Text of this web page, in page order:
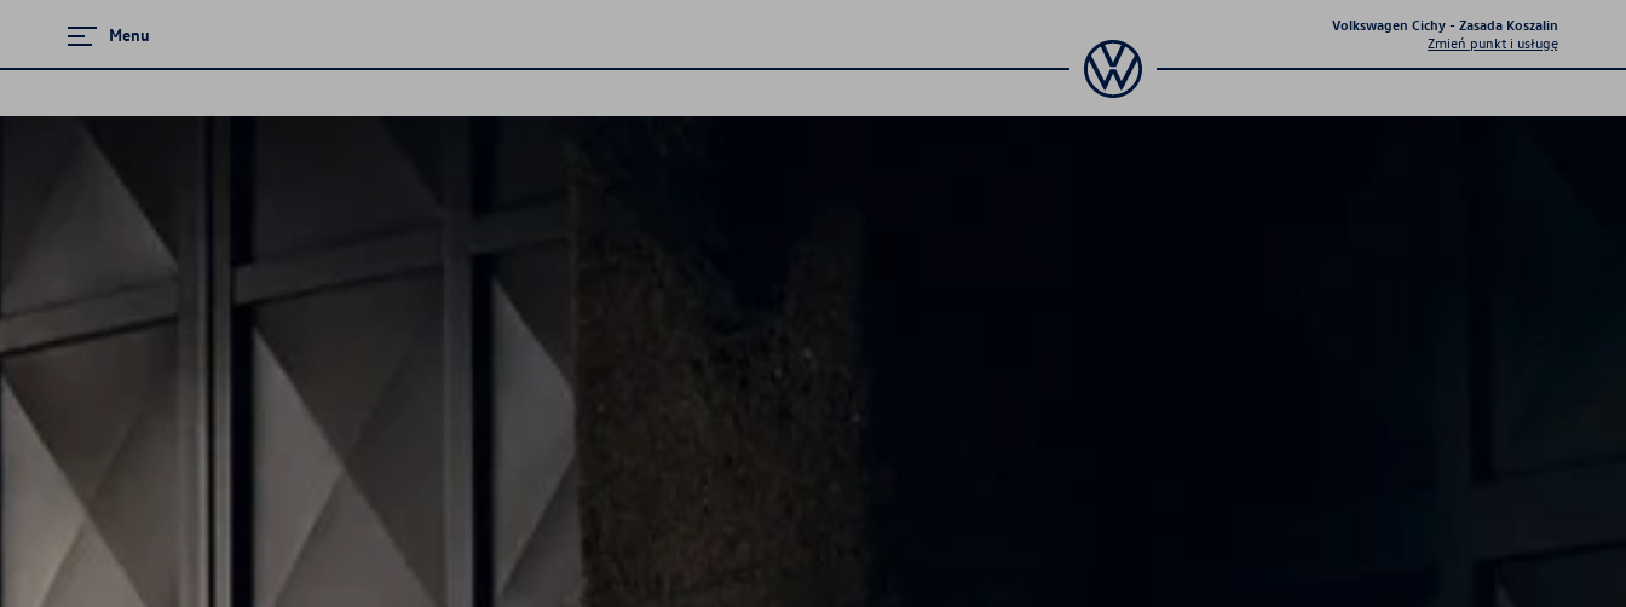
Menu
Volkswagen Cichy - Zasada Koszalin
Zmień punkt i usługę
Strona główna
Promocje i aktualności
Modele osobowe
Dostępne od ręki
Ubezpieczenia
OTOMOTO.PL
Gwarancja i ochrona